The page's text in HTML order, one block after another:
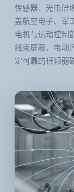
传感器、光电倍
盖航空电子、军
电机与运动控制
线束屏蔽、电动
定可靠的低频弱